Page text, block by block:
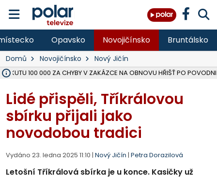
Opavsko Novojičínsko Bruntálsko
Domů Novojičínsko Nový Jičín
100 000 ZA CHYBY V ZAKÁZCE NA OBNOVU HŘIŠŤ PO POVODNI
Lidé přispěli, Tříkrálovou
sbírku přijali jako
novodobou tradici
Vydáno 23. ledna 2025 11:10 | Nový Jičín | Petra Dorazilová
Letošní Tříkrálová sbírka je u konce. Kasičky už